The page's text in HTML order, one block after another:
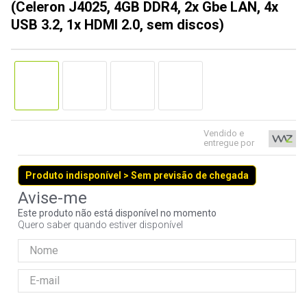
(Celeron J4025, 4GB DDR4, 2x Gbe LAN, 4x
USB 3.2, 1x HDMI 2.0, sem discos)
Vendido e
entregue por
Produto indisponível > Sem previsão de chegada
Este produto não está disponível no momento
Quero saber quando estiver disponível
2º
keychron
8º
fractal
9º
controle
10º hd